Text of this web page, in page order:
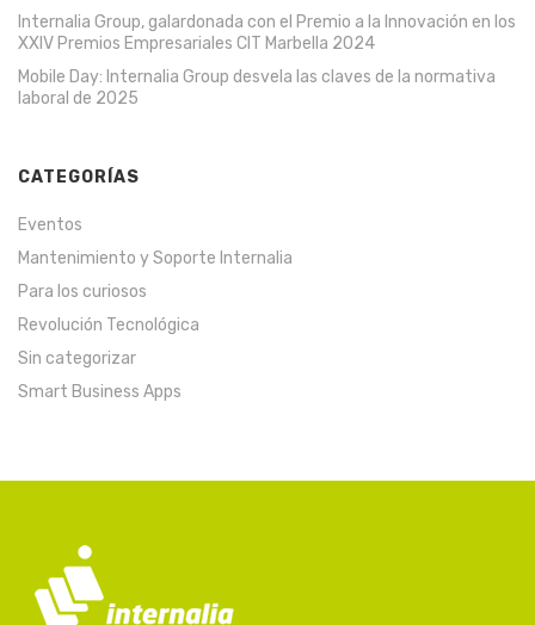
Internalia Group, galardonada con el Premio a la Innovación en los
XXIV Premios Empresariales CIT Marbella 2024
Mobile Day: Internalia Group desvela las claves de la normativa
laboral de 2025
CATEGORÍAS
Eventos
Mantenimiento y Soporte Internalia
Para los curiosos
Revolución Tecnológica
Sin categorizar
Smart Business Apps